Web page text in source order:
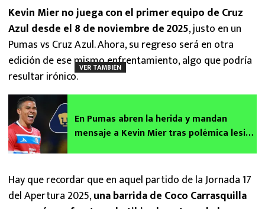
Kevin Mier no juega con el primer equipo de Cruz
Azul desde el 8 de noviembre de 2025, justo en un
Pumas vs Cruz Azul. Ahora, su regreso será en otra
edición de ese mismo enfrentamiento, algo que podría
resultar irónico.
VER TAMBIÉN
En Pumas abren la herida y mandan
mensaje a Kevin Mier tras polémica lesión
Hay que recordar que en aquel partido de la Jornada 17
del Apertura 2025,una barrida de Coco Carrasquilla